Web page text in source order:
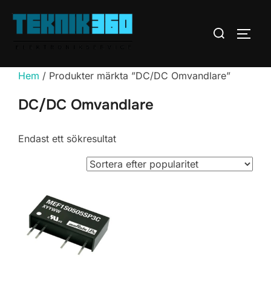
Sök
Hem / Produkter märkta ”DC/DC Omvandlare”
DC/DC Omvandlare
Endast ett sökresultat